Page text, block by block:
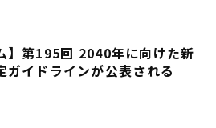
】第195回 2040年に向けた新
ガイドラインが公表される